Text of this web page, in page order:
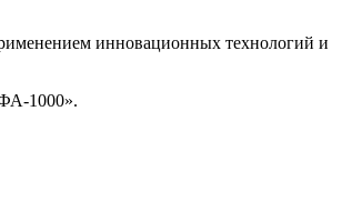
инновационных технологий и
1000».